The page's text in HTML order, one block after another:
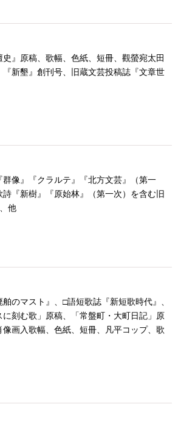
』原稿、歌幅、色紙、短冊、觀螢宛太田
新墾』創刊号、旧蔵文芸投稿誌『文章世
像』『クラルテ』『北方文芸』（第一
『新樹』『原始林』（第一次）を含む旧
他
のマスト』、□語短歌誌『新短歌時代』、
刻む歌」原稿、「常盤町・大町日記」原
画入歌幅、色紙、短冊、凡平コップ、歌